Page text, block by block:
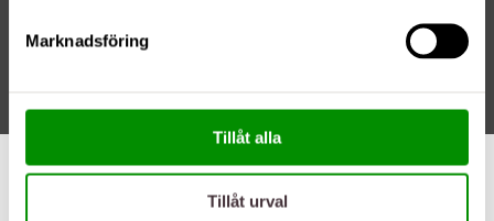
Marknadsföring
Tillåt alla
Tillåt urval
04/06/20